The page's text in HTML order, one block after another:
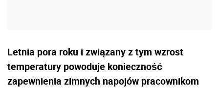
Letnia pora roku i związany z tym wzrost
temperatury powoduje konieczność
zapewnienia zimnych napojów pracownikom